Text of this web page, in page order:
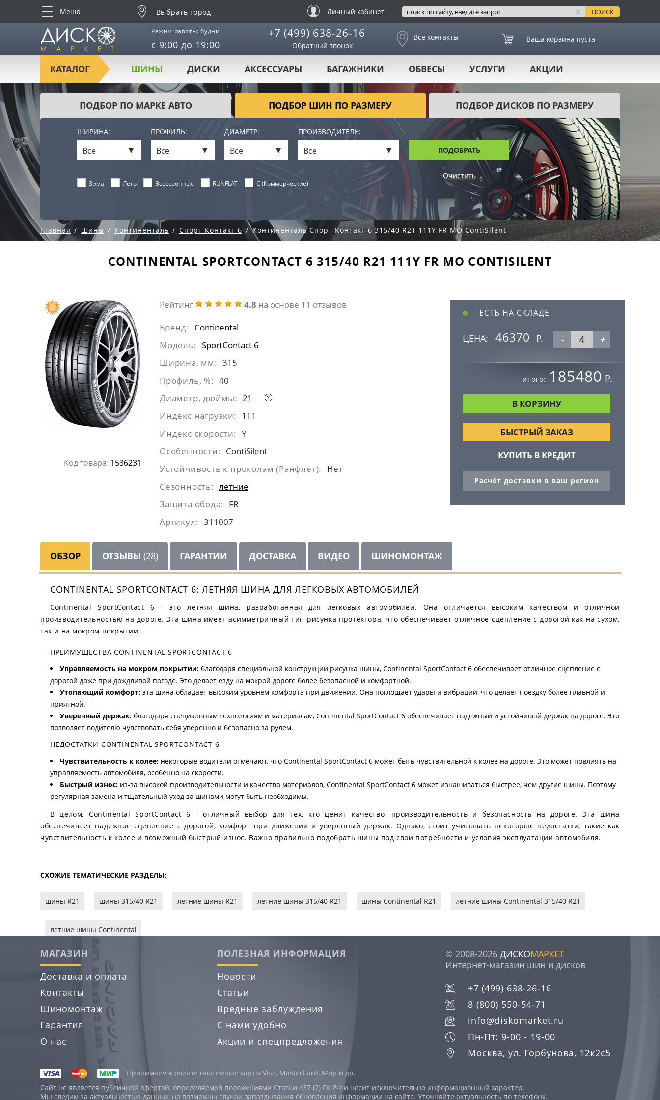
Меню Выбрать город Личный кабинет
Режим работы: будни
с 9:00 до 19:00
+7 (499) 638-26-16
Обратный звонок
Все контакты Ваша корзина пуста
КАТАЛОГ ШИНЫ ДИСКИ АКСЕССУАРЫ БАГАЖНИКИ ОБВЕСЫ УСЛУГИ АКЦИИ
ПОДБОР ПО МАРКЕ АВТО ПОДБОР ШИН ПО РАЗМЕРУ ПОДБОР ДИСКОВ ПО РАЗМЕРУ
ШИРИНА: ПРОФИЛЬ: ДИАМЕТР: ПРОИЗВОДИТЕЛЬ:
Все Все Все Все ПОДОБРАТЬ
Зима Лето Всесезонные RUNFLAT C (Коммерческие)
Главная Шины Континенталь Спорт Контакт 6 Континенталь Спорт Контакт 6 315/40 R21 111Y FR MO ContiSilent
CONTINENTAL SPORTCONTACT 6 315/40 R21 111Y FR MO CONTISILENT
Код товара: 1536231
Рейтинг 4.8 на основе 11 отзывов
Бренд:
Continental
Модель: SportContact 6
Ширина, мм: 315
Профиль, %: 40
Диаметр, дюймы: 21
Индекс нагрузки:
111
Индекс скорости: Y
Особенности:
ContiSilent
Устойчивость к проколам (Ранфлет):
Нет
Сезонность: летние
Защита обода:
FR
Артикул: 311007
ЕСТЬ НА СКЛАДЕ
ЦЕНА: 46370 Р. - +
итого: 185480 Р.
БЫСТРЫЙ ЗАКАЗ
КУПИТЬ В КРЕДИТ
Расчёт доставки в ваш регион
ОБЗОР ОТЗЫВЫ (28) ГАРАНТИИ ДОСТАВКА ВИДЕО ШИНОМОНТАЖ
CONTINENTAL SPORTCONTACT 6: ЛЕТНЯЯ ШИНА ДЛЯ ЛЕГКОВЫХ АВТОМОБИЛЕЙ
Continental SportContact 6 - это летняя шина, разработанная для легковых автомобилей. Она отличается высоким качеством и отличной
производительностью на дороге. Эта шина имеет асимметричный тип рисунка протектора, что обеспечивает отличное сцепление с дорогой как на сухом,
так и на мокром покрытии.
ПРЕИМУЩЕСТВА CONTINENTAL SPORTCONTACT 6
Управляемость на мокром покрытии: благодаря специальной конструкции рисунка шины, Continental SportContact 6 обеспечивает отличное сцепление с
дорогой даже при дождливой погоде. Это делает езду на мокрой дороге более безопасной и комфортной.
Утопающий комфорт: эта шина обладает высоким уровнем комфорта при движении. Она поглощает удары и вибрации, что делает поездку более плавной и
приятной.
Уверенный держак: благодаря специальным технологиям и материалам, Continental SportContact 6 обеспечивает надежный и устойчивый держак на дороге. Это
позволяет водителю чувствовать себя уверенно и безопасно за рулем.
НЕДОСТАТКИ CONTINENTAL SPORTCONTACT 6
Чувствительность к колее: некоторые водители отмечают, что Continental SportContact 6 может быть чувствительной к колее на дороге. Это может повлиять на
управляемость автомобиля, особенно на скорости.
Быстрый износ: из-за высокой производительности и качества материалов, Continental SportContact 6 может изнашиваться быстрее, чем другие шины. Поэтому
регулярная замена и тщательный уход за шинами могут быть необходимы.
В целом, Continental SportContact 6 - отличный выбор для тех, кто ценит качество, производительность и безопасность на дороге. Эта шина
обеспечивает надежное сцепление с дорогой, комфорт при движении и уверенный держак. Однако, стоит учитывать некоторые недостатки, такие как
чувствительность к колее и возможный быстрый износ. Важно правильно подобрать шины под свои потребности и условия эксплуатации автомобиля.
СХОЖИЕ ТЕМАТИЧЕСКИЕ РАЗДЕЛЫ:
шины R21 шины 315/40 R21 летние шины R21 летние шины 315/40 R21 шины Continental R21 летние шины Continental 315/40 R21
летние шины Continental
МАГАЗИН
Доставка и оплата
Контакты
Шиномонтаж
Гарантия
О нас
ПОЛЕЗНАЯ ИНФОРМАЦИЯ
Новости
Статьи
Вредные заблуждения
С нами удобно
Акции и спецпредложения
© 2008-2026 ДИСКОМАРКЕТ
Интернет-магазин шин и дисков
+7 (499) 638-26-16
8 (800) 550-54-71
info@diskomarket.ru
Пн-Пт: 9-00 - 19-00
Москва, ул. Горбунова, 12к2с5
Принимаем к оплате платежные карты Visa, MasterCard, Мир и др.
Сайт не является публичной офертой, определяемой положениями Статьи 437 (2) ГК РФ и носит исключительно информационный характер.
Мы следим за актуальностью данных, но возможны случаи запаздывания обновления информации на сайте. Уточняйте актуальность по телефону.